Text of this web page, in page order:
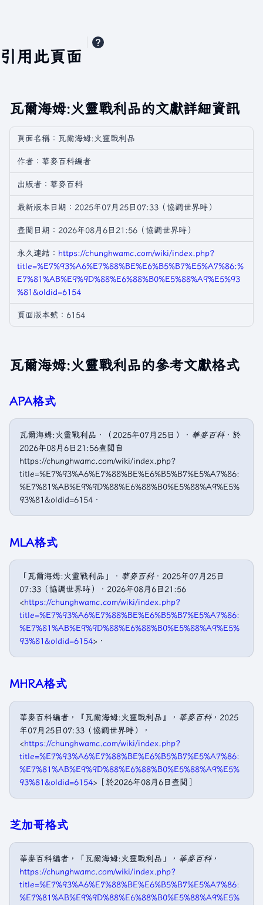
引用此頁面
瓦爾海姆:火靈戰利品的文獻詳細資訊
頁面名稱：瓦爾海姆:火靈戰利品
作者：華麥百科編者
出版者：華麥百科
最新版本日期：2025年07月25日07:33（協調世界時）
查閲日期：2026年08月6日21:56（協調世界時）
永久連結： https://chunghwamc.com/wiki/index.php?
title=%E7%93%A6%E7%88%BE%E6%B5%B7%E5%A7%86:%
E7%81%AB%E9%9D%88%E6%88%B0%E5%88%A9%E5%93
%81&oldid=6154
頁面版本號：6154
瓦爾海姆:火靈戰利品的參考文獻格式
APA格式
瓦爾海姆:火靈戰利品．（2025年07月25日）． 華麥百科．於
2026年08月6日21:56查閲自
https://chunghwamc.com/wiki/index.php?
title=%E7%93%A6%E7%88%BE%E6%B5%B7%E5%A7%86:
%E7%81%AB%E9%9D%88%E6%88%B0%E5%88%A9%E5%
93%81&oldid=6154．
MLA格式
「瓦爾海姆:火靈戰利品」． 華麥百科．2025年07月25日
07:33（協調世界時）．2026年08月6日21:56
<https://chunghwamc.com/wiki/index.php?
title=%E7%93%A6%E7%88%BE%E6%B5%B7%E5%A7%86:
%E7%81%AB%E9%9D%88%E6%88%B0%E5%88%A9%E5%
93%81&oldid=6154>．
MHRA格式
華麥百科編者，『瓦爾海姆:火靈戰利品』， 華麥百科，2025
年07月25日07:33（協調世界時），
<https://chunghwamc.com/wiki/index.php?
title=%E7%93%A6%E7%88%BE%E6%B5%B7%E5%A7%86:
%E7%81%AB%E9%9D%88%E6%88%B0%E5%88%A9%E5%
93%81&oldid=6154>［於2026年08月6日查閲］
芝加哥格式
華麥百科編者，「瓦爾海姆:火靈戰利品」， 華麥百科，
https://chunghwamc.com/wiki/index.php?
title=%E7%93%A6%E7%88%BE%E6%B5%B7%E5%A7%86:
%E7%81%AB%E9%9D%88%E6%88%B0%E5%88%A9%E5%